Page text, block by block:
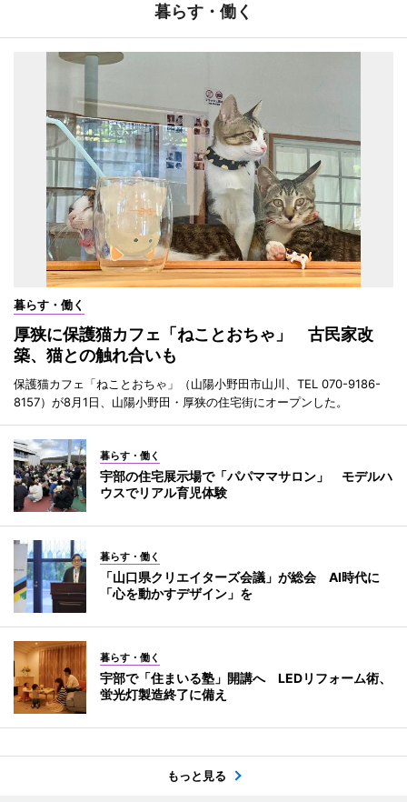
暮らす・働く
暮らす・働く
厚狭に保護猫カフェ「ねことおちゃ」 古民家改
築、猫との触れ合いも
保護猫カフェ「ねことおちゃ」（山陽小野田市山川、TEL 070-9186-
8157）が8月1日、山陽小野田・厚狭の住宅街にオープンした。
暮らす・働く
宇部の住宅展示場で「パパママサロン」 モデルハ
ウスでリアル育児体験
暮らす・働く
「山口県クリエイターズ会議」が総会 AI時代に
「心を動かすデザイン」を
暮らす・働く
宇部で「住まいる塾」開講へ LEDリフォーム術、
蛍光灯製造終了に備え
もっと見る